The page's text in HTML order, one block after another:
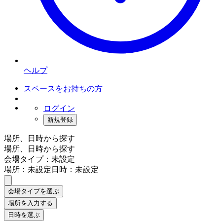
ヘルプ
スペースをお持ちの方
ログイン
新規登録
場所、日時から探す
場所、日時から探す
会場タイプ：未設定
場所：未設定日時：未設定
会場タイプを選ぶ
場所を入力する
日時を選ぶ